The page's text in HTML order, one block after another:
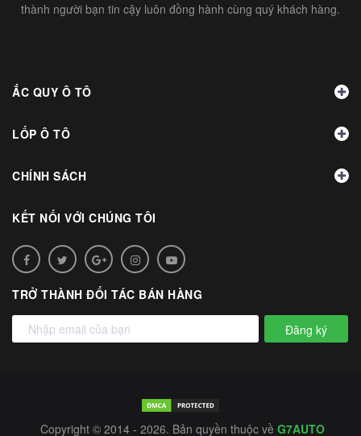
thành người bạn tin cậy luôn đồng hành cùng quý khách hàng.
ẮC QUY Ô TÔ
LỐP Ô TÔ
CHÍNH SÁCH
KẾT NỐI VỚI CHÚNG TÔI
TRỞ THÀNH ĐỐI TÁC BÁN HÀNG
Đăng ký
Copyright © 2014 - 2026. Bản quyền thuộc về G7AUTO